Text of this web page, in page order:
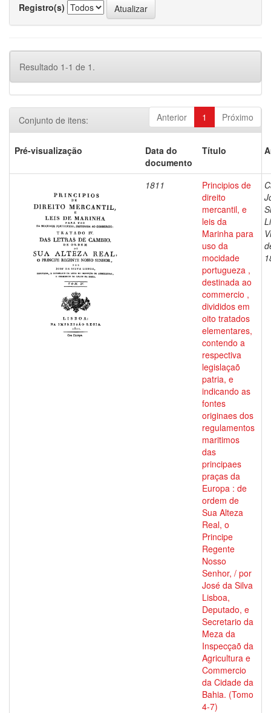
Registro(s)
Resultado 1-1 de 1.
Anterior 1 Próximo
Conjunto de itens:
Pré-visualização
Data do
documento
Título
1811
Principios de
direito
mercantil, e
leis da
Marinha para
uso da
mocidade
portugueza ,
destinada ao
commercio ,
divididos em
oito tratados
elementares,
contendo a
respectiva
legislaçaõ
patria, e
indicando as
fontes
originaes dos
regulamentos
maritimos
das
principaes
praças da
Europa : de
ordem de
Sua Alteza
Real, o
Principe
Regente
Nosso
Senhor, / por
José da Silva
Lisboa,
Deputado, e
Secretario da
Meza da
Inspecçaõ da
Agricultura e
Commercio
da Cidade da
Bahia. (Tomo
4-7)